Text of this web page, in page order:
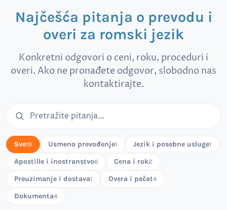
Najčešća pitanja o prevodu i
overi za romski jezik
Konkretni odgovori o ceni, roku, proceduri i
overi. Ako ne pronađete odgovor, slobodno nas
kontaktirajte.
Sve19 Usmeno prevođenje1 Jezik i posebne usluge1
Apostille i inostranstvo6 Cena i rok2
Preuzimanje i dostava1 Overa i pečat4
Dokumenta4